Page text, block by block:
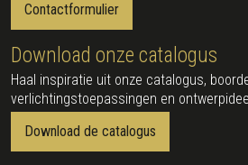
Contactformulier
Download onze catalogus
Haal inspiratie uit onze catalogus,
verlichtingstoepassingen en
Download de catalogus